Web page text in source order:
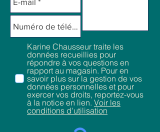
Karine Chausseur traite les
données recueillies pour
répondre à vos questions en
rapport au magasin. Pour en
savoir plus sur la gestion de vos
données personnelles et pour
exercer vos droits, reportez-vous
à la notice en lien. Voir les
conditions d'utilisation